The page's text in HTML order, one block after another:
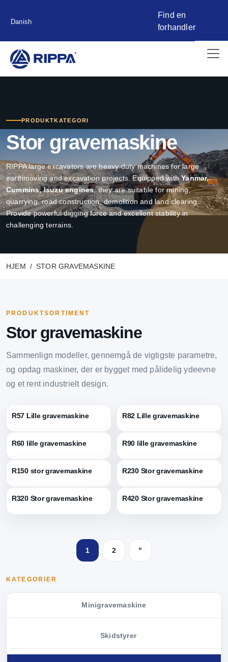
Danish
Find en
forhandler
PRODUKTKATEGORI
Stor gravemaskine
RIPPA large excavators are heavy duty machines for large
earthmoving and excavation projects. Equipped withYanmar,
Cummins, Isuzu engines, they are suitable for mining,
quarrying, road construction, demolition and land clearing.
Provide powerful digging force and excellent stability in
challenging terrains.
HJEM STOR GRAVEMASKINE
PRODUKTSORTIMENT
Stor gravemaskine
Sammenlign modeller, gennemgå de vigtigste parametre,
og opdag maskiner, der er bygget med pålidelig ydeevne
og et rent industrielt design.
KATEGORIER
Minigravemaskine
Skidstyrer
R57 Lille gravemaskine R82 Lille gravemaskine
R60 lille gravemaskine R90 lille gravemaskine
R150 stor gravemaskine R230 Stor gravemaskine
R320 Stor gravemaskine R420 Stor gravemaskine
1 2 "